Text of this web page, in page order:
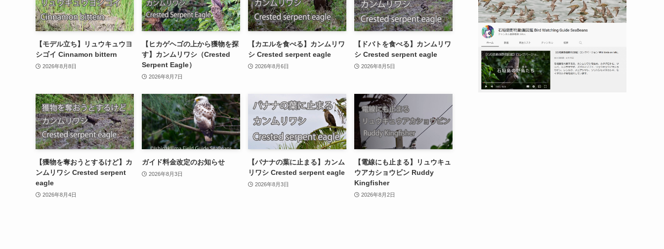
【モデル立ち】リュウキュウヨ
シゴイ Cinnamon bittern
2026年8月8日
【ヒカゲヘゴの上から獲物を探
す】カンムリワシ（Crested
Serpent Eagle）
2026年8月7日
【カエルを食べる】カンムリワ
シ Crested serpent eagle
2026年8月6日
【ドバトを食べる】カンムリワ
シ Crested serpent eagle
2026年8月5日
【獲物を奪おうとするけど】カ
ンムリワシ Crested serpent
eagle
2026年8月4日
ガイド料金改定のお知らせ
2026年8月3日
【バナナの葉に止まる】カンム
リワシ Crested serpent eagle
2026年8月3日
【電線にも止まる】リュウキュ
ウアカショウビン Ruddy
Kingfisher
2026年8月2日